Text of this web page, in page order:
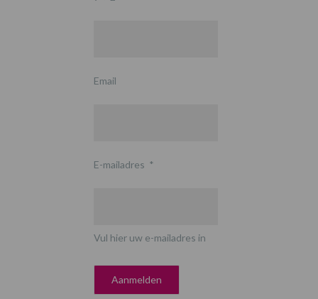
Email
E-mailadres *
Vul hier uw e-mailadres in